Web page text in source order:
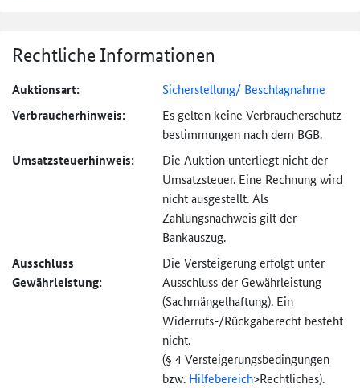
Rechtliche Informationen
Auktionsart: Sicherstellung/ Beschlagnahme
Verbraucher­hinweis:
Es gelten keine Verbraucher­schutz­
bestimmungen nach dem BGB.
Umsatzsteuer­hinweis:
Die Auktion unterliegt nicht der
Umsatzsteuer. Eine Rechnung wird
nicht ausgestellt. Als
Zahlungsnachweis gilt der
Bankauszug.
Ausschluss
Gewährleistung:
Die Versteigerung erfolgt unter
Ausschluss der Gewährleistung
(Sachmängel­haftung). Ein
Widerrufs-/Rückgaberecht besteht
nicht.
(§ 4 Versteigerungs­bedingungen
bzw. Hilfebereich>Rechtliches).